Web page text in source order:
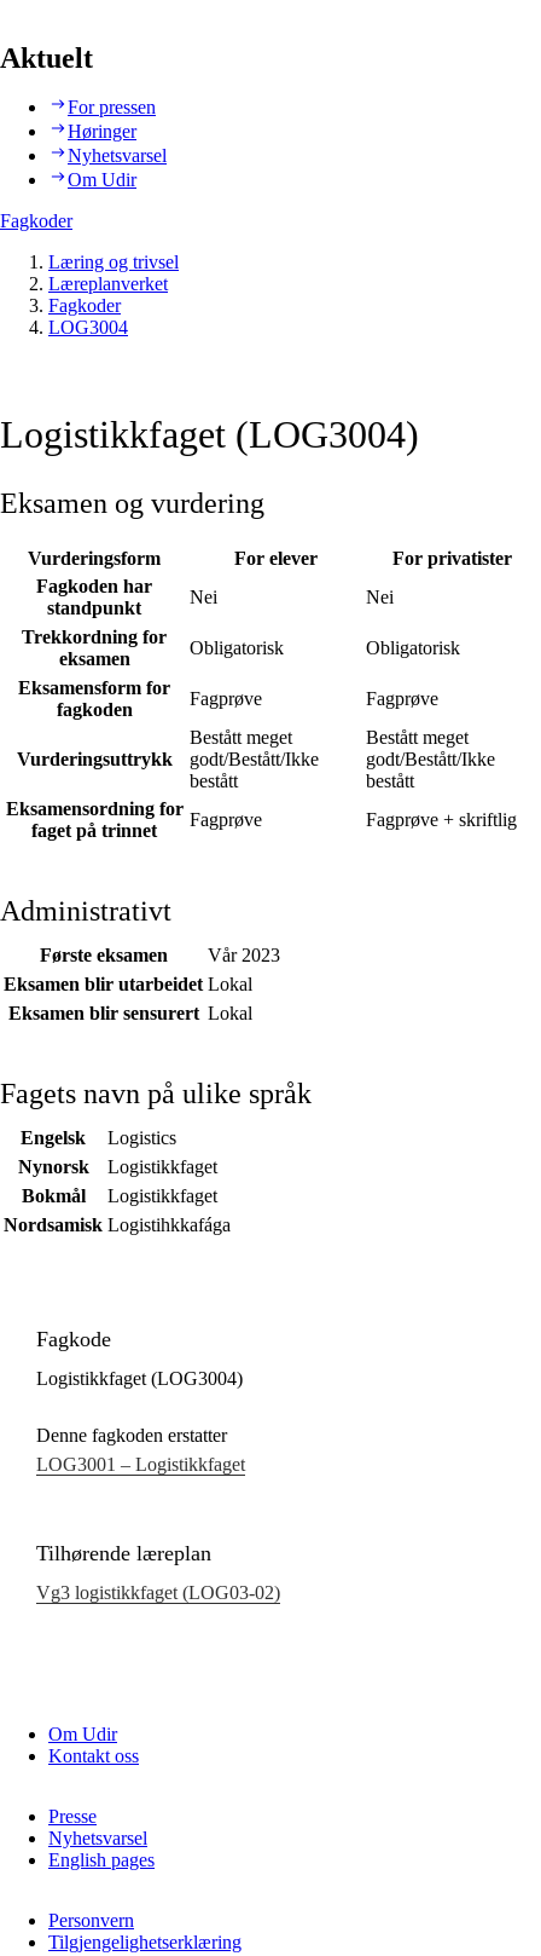
Aktuelt
For pressen
Høringer
Nyhetsvarsel
Om Udir
Fagkoder
Læring og trivsel
Læreplanverket
Fagkoder
LOG3004
Logistikkfaget (LOG3004)
Eksamen og vurdering
Vurderingsform For elever
For privatister
Fagkoden har
standpunkt
Nei
Nei
Trekkordning for
eksamen
Obligatorisk
Obligatorisk
Eksamensform for
fagkoden
Fagprøve Fagprøve
Vurderingsuttrykk
Bestått meget
godt/Bestått/Ikke
bestått
Bestått meget
godt/Bestått/Ikke
bestått
Eksamensordning for
faget på trinnet
Fagprøve Fagprøve + skriftlig
Administrativt
Første eksamen
Vår 2023
Eksamen blir utarbeidet Lokal
Eksamen blir sensurert Lokal
Fagets navn på ulike språk
Engelsk
Logistics
Nynorsk
Logistikkfaget
Bokmål
Logistikkfaget
Nordsamisk Logistihkkafága
Fagkode
Logistikkfaget (LOG3004)
Denne fagkoden erstatter
LOG3001 – Logistikkfaget
Tilhørende læreplan
Vg3 logistikkfaget (LOG03‑02)
Om Udir
Kontakt oss
Presse
Nyhetsvarsel
English pages
Personvern
Tilgjengelighetserklæring